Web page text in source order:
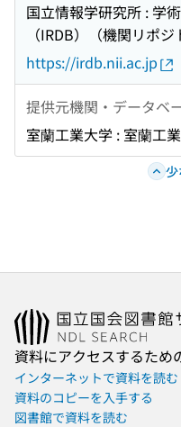
国立情報学研究所 : 学
（IRDB）（機関リポジ
https://irdb.nii.ac.jp
提供元機関・データベ
室蘭工業大学 : 室蘭工
少
資料にアクセスするため
インターネットで資料を読む
資料のコピーを入手する
図書館で資料を読む